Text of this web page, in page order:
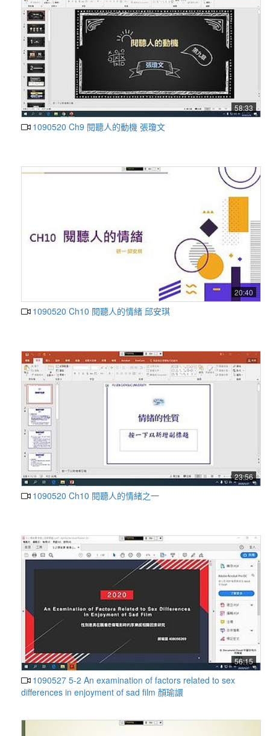
58:33
1090520 Ch9 閱聽人的動機 張瓊文
20:40
1090520 Ch10 閱聽人的情緒 邱安琪
23:56
1090520 Ch10 閱聽人的情緒之一
56:15
1090527 5-2 An examination of factors related to sex
differences in enjoyment of sad film 顏瑜譞